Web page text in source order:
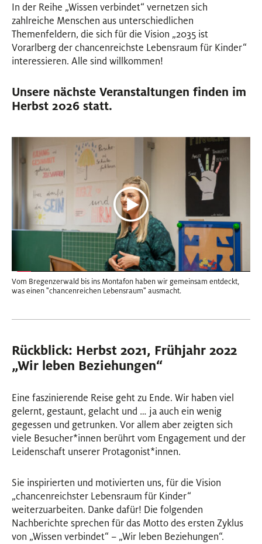
In der Reihe „Wissen verbindet“ vernetzen sich
zahlreiche Menschen aus unterschiedlichen
Themenfeldern, die sich für die Vision „2035 ist
Vorarlberg der chancenreichste Lebensraum für Kinder“
interessieren. Alle sind willkommen!
Unsere nächste Veranstaltungen finden im
Herbst 2026 statt.
Vom Bregenzerwald bis ins Montafon haben wir gemeinsam entdeckt,
was einen "chancenreichen Lebensraum" ausmacht.
Rückblick: Herbst 2021, Frühjahr 2022
„Wir leben Beziehungen“
Eine faszinierende Reise geht zu Ende. Wir haben viel
gelernt, gestaunt, gelacht und … ja auch ein wenig
gegessen und getrunken. Vor allem aber zeigten sich
viele Besucher*innen Innen
berührt vom Engagement und der
Leidenschaft unserer Protagonist*innenInnen
.
Sie inspirierten und motivierten uns, für die Vision
„chancenreichster Lebensraum für Kinder“
weiterzuarbeiten. Danke dafür! Die folgenden
Nachberichte sprechen für das Motto des ersten Zyklus
von „Wissen verbindet“ – „Wir leben Beziehungen“.